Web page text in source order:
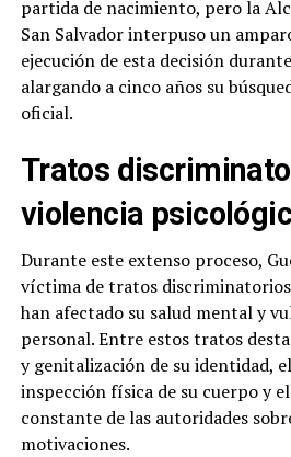
partida de nacimiento, pero la
San Salvador interpuso un
ejecución de esta decisión
alargando a cinco años su
oficial.
Tratos
violencia
Durante este extenso proceso,
víctima de tratos
han afectado su salud mental y
personal. Entre estos tratos
y genitalización de su identidad,
inspección física de su cuerpo y
constante de las autoridades
motivaciones.